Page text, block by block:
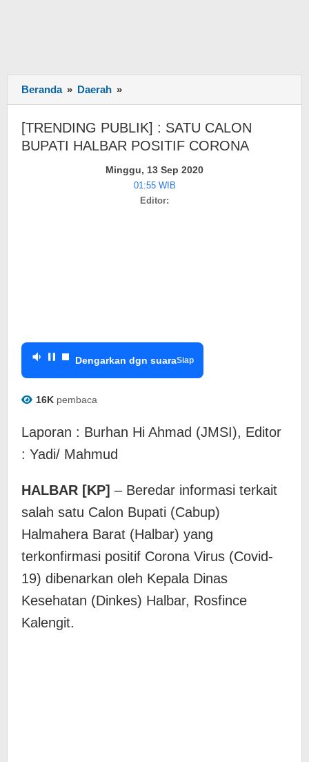
Beranda » Daerah »
PUBLIK]
SATU
CALON
BUPATI
HALBAR
POSITIF
[TRENDING PUBLIK] : SATU CALON
BUPATI HALBAR POSITIF CORONA
Minggu, 13 Sep 2020
01:55 WIB
Editor:
Dengarkan dgn suaraSiap
16K pembaca
Laporan : Burhan Hi Ahmad (JMSI), Editor
: Yadi/ Mahmud
HALBAR [KP] – Beredar informasi terkait
salah satu Calon Bupati (Cabup)
Halmahera Barat (Halbar) yang
terkonfirmasi positif Corona Virus (Covid-
19) dibenarkan oleh Kepala Dinas
Kesehatan (Dinkes) Halbar, Rosfince
Kalengit.